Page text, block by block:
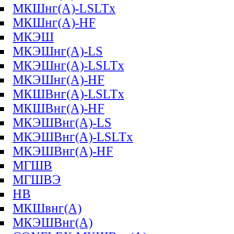
МКШнг(А)-LSLTx
МКШнг(А)-HF
МКЭШ
МКЭШнг(А)-LS
МКЭШнг(А)-LSLTx
МКЭШнг(А)-HF
МКШВнг(A)-LSLTx
МКШВнг(А)-HF
МКЭШВнг(А)-LS
МКЭШВнг(A)-LSLTx
МКЭШВнг(А)-HF
МГШВ
МГШВЭ
НВ
МКШвнг(А)
МКЭШВнг(А)